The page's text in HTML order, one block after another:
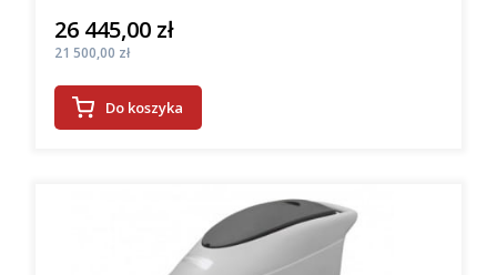
Cena
26 445,00 zł
Cena
21 500,00 zł
Do koszyka